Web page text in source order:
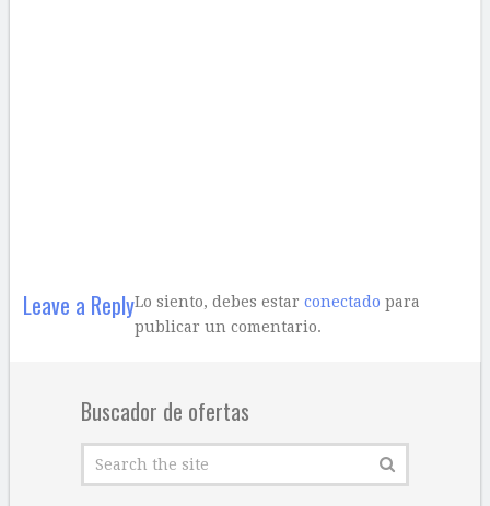
Leave a ReplyLo siento, debes estar conectado para
publicar un comentario.
Buscador de ofertas